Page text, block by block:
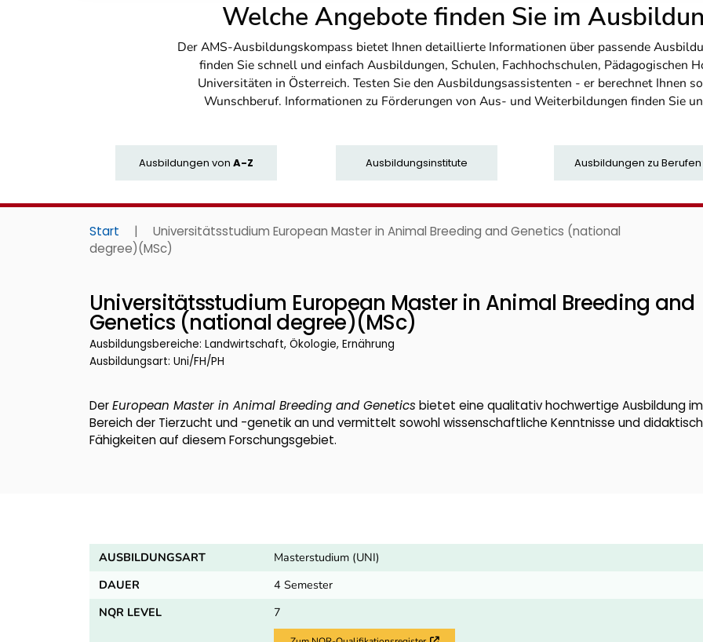
Welche Angebote finden Sie im
Der AMS-Ausbildungskompass bietet Ihnen detaillierte Informationen über passende
finden Sie schnell und einfach Ausbildungen, Schulen, Fachhochschulen, Pädagogischen
Universitäten in Österreich. Testen Sie den Ausbildungsassistenten - er berechnet Ihnen
Wunschberuf. Informationen zu Förderungen von Aus- und Weiterbildungen finden Sie
Ausbildungen von A-Z Ausbildungsinstitute Ausbildungen zu Berufen
Start |
Universitätsstudium European Master in Animal Breeding and Genetics (national
degree)(MSc)
Universitätsstudium European Master in Animal Breeding and
Genetics (national degree)(MSc)
Ausbildungsbereiche: Landwirtschaft, Ökologie, Ernährung
Ausbildungsart: Uni/FH/PH
DerEuropean Master in Animal Breeding and Genetics bietet eine qualitativ hochwertige Ausbildung im
Bereich der Tierzucht und -genetik an und vermittelt sowohl wissenschaftliche Kenntnisse und
Fähigkeiten auf diesem Forschungsgebiet.
AUSBILDUNGSART
Masterstudium (UNI)
DAUER
4 Semester
NQR LEVEL
7